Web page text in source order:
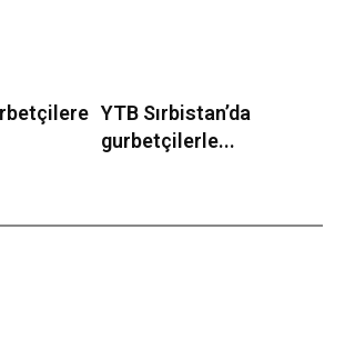
YTB Sırbistan’da
gurbetçilerle...